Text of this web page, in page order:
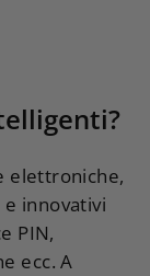
elettroniche,
e innovativi
PIN,
ecc. A